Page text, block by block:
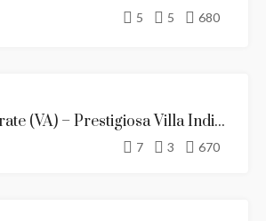
5 5 680
VENDITA Crenna, Gallarate (VA) – Prestigiosa Villa Indipendente Inizi ‘900
7 3 670